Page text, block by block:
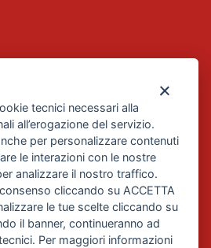
tecnici necessari alla
all’erogazione del servizio.
per personalizzare contenuti
le interazioni con le nostre
analizzare il nostro traffico.
cliccando su ACCETTA
le tue scelte cliccando su
il banner, continueranno ad
Per maggiori informazioni
n. 1656740